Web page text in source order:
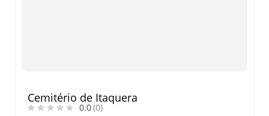
Cemitério de Itaquera
0.0(0)